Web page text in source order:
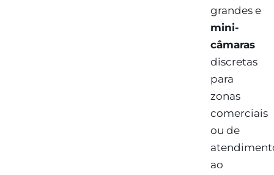
grandes e
mini-
câmaras
discretas
para
zonas
comerciais
ou de
ao